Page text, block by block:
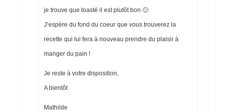
je trouve que toasté il est plutôt bon 🙂
J’espère du fond du coeur que vous trouverez la
recette qui lui fera à nouveau prendre du plaisir à
manger du pain !
Je reste à votre disposition,
A bientôt
Mathilde